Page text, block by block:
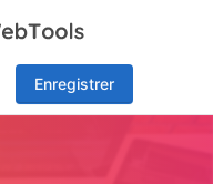
Enregistrer